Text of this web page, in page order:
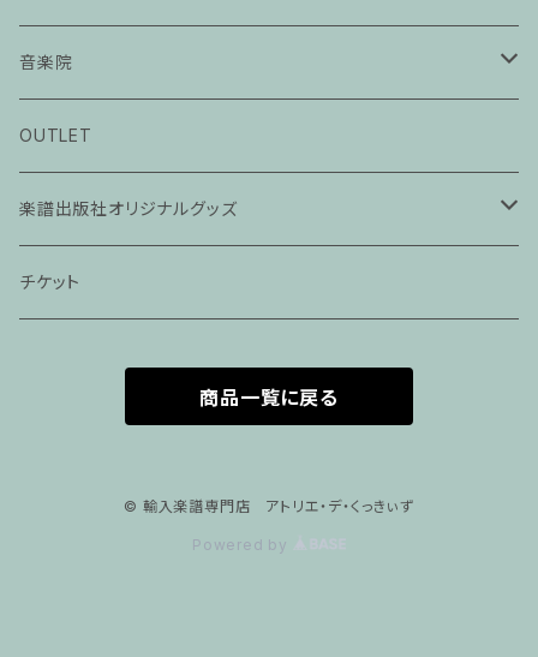
音楽院
ピアノ科３０分レッスン
ピアノ科４５分レッスン
家族割プラン
家族割適用プラン2
声楽ピアノ４５分レッスン
ヴァイオリンピアノ６０分レッスン
OUTLET
楽譜出版社オリジナルグッズ
アパレル
チケット
商品一覧に戻る
© 輸入楽譜専門店 アトリエ・デ・くっきぃず
Powered by